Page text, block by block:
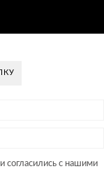
согласились с нашими